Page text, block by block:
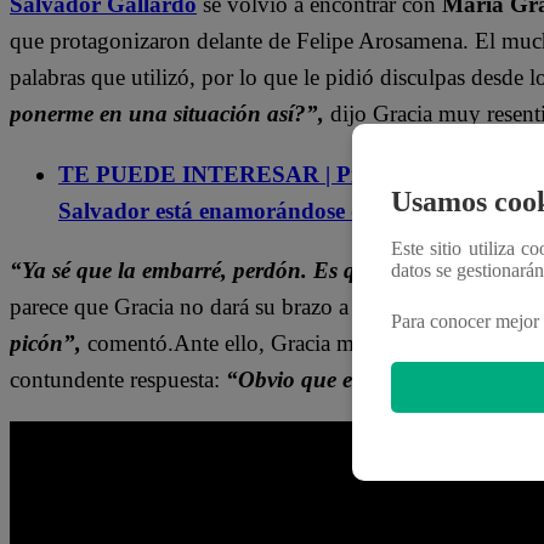
que protagonizaron delante de Felipe Arosamena. El
palabras que utilizó, por lo que le pidió disculpas desde
ponerme en una situación así?”, dijo Gracia muy
TE PUEDE INTERESAR | Pituca sin Lucas
Salvador está enamorándose de Gracia
“Ya sé que la embarré, perdón. Es que, me pones”,
parece que Gracia no dará su brazo a romper tan
picón”, comentó.Ante ello, Gracia manifestó que es
contundente respuesta: “Obvio que el desabrido de tu
Usamos
Este sitio utiliza
datos se
Para conocer